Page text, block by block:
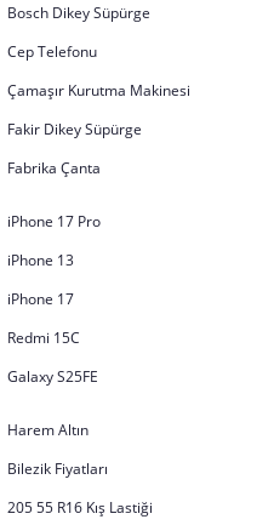
Bosch Dikey Süpürge
Cep Telefonu
Çamaşır Kurutma Makinesi
Fakir Dikey Süpürge
Fabrika Çanta
iPhone 17 Pro
iPhone 13
iPhone 17
Redmi 15C
Galaxy S25FE
Harem Altın
Bilezik Fiyatları
205 55 R16 Kış Lastiği